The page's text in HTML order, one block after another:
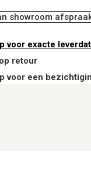
showroom
voor exacte
retour
voor een